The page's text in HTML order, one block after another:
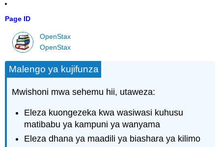
Page ID
OpenStax
OpenStax
Malengo ya kujifunza
Mwishoni mwa sehemu hii, utaweza:
Eleza kuongezeka kwa wasiwasi kuhusu
matibabu ya kampuni ya wanyama
Eleza dhana ya maadili ya biashara ya kilimo